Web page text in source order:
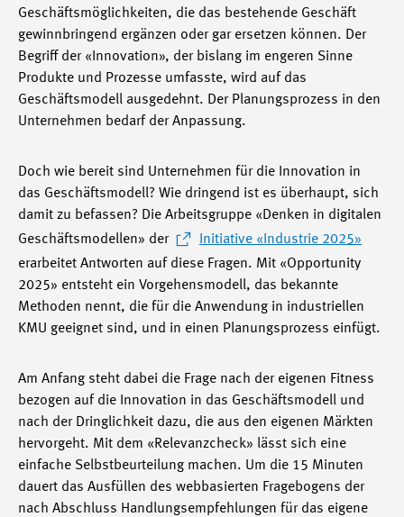
Geschäftsmöglichkeiten, die das bestehende Geschäft
gewinnbringend ergänzen oder gar ersetzen können. Der
Begriff der «Innovation», der bislang im engeren Sinne
Produkte und Prozesse umfasste, wird auf das
Geschäftsmodell ausgedehnt. Der Planungsprozess in den
Unternehmen bedarf der Anpassung.
Doch wie bereit sind Unternehmen für die Innovation in
das Geschäftsmodell? Wie dringend ist es überhaupt, sich
damit zu befassen? Die Arbeitsgruppe «Denken in digitalen
Geschäftsmodellen» der
Initiative «Industrie 2025»
erarbeitet Antworten auf diese Fragen. Mit «Opportunity
2025» entsteht ein Vorgehensmodell, das bekannte
Methoden nennt, die für die Anwendung in industriellen
KMU geeignet sind, und in einen Planungsprozess einfügt.
Am Anfang steht dabei die Frage nach der eigenen Fitness
bezogen auf die Innovation in das Geschäftsmodell und
nach der Dringlichkeit dazu, die aus den eigenen Märkten
hervorgeht. Mit dem «Relevanzcheck» lässt sich eine
einfache Selbstbeurteilung machen. Um die 15 Minuten
dauert das Ausfüllen des webbasierten Fragebogens der
nach Abschluss Handlungsempfehlungen für das eigene